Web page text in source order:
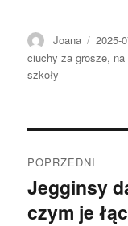
Autor
Joana 2025-
ciuchy za grosze,
szkoły
wpisu
POPRZEDNI
Poprzedni
wpis:
Jegginsy
czym je